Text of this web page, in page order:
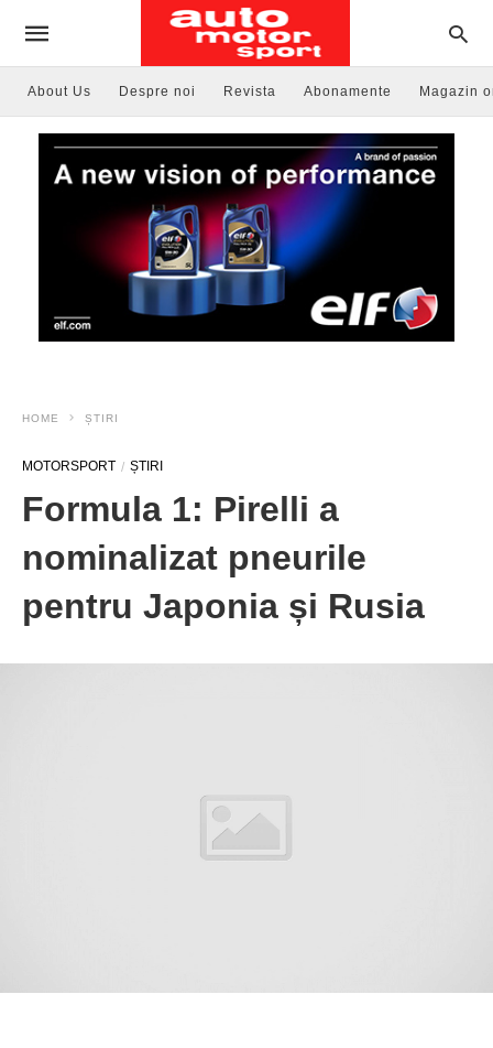
About Us Despre noi Revista Abonamente Magazin
HOME ȘTIRI
MOTORSPORT ȘTIRI
Formula 1: Pirelli a
nominalizat pneurile
pentru Japonia și Rusia